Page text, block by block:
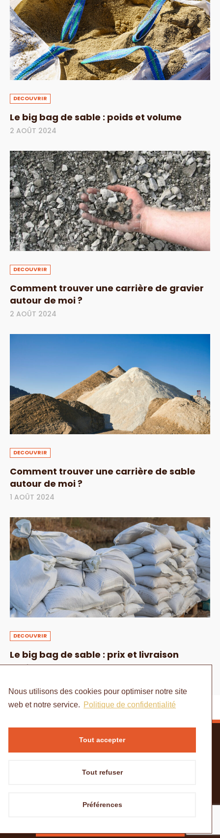
DECOUVRIR
Le big bag de sable : poids et volume
2 AOÛT 2024
DECOUVRIR
Comment trouver une carrière de gravier
autour de moi ?
2 AOÛT 2024
DECOUVRIR
Comment trouver une carrière de sable
autour de moi ?
1 AOÛT 2024
DECOUVRIR
Le big bag de sable : prix et livraison
1 AOÛT 2024
ACCUEIL
MENTIONS LÉGALES
© Copyright - à portée de mains
Nous utilisons des cookies pour optimiser notre site
web et notre service. Politique de confidentialité
Tout accepter
Tout refuser
Préférences